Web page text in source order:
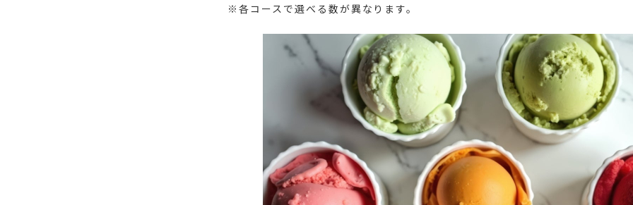
※各コースで選べる数が異なります。